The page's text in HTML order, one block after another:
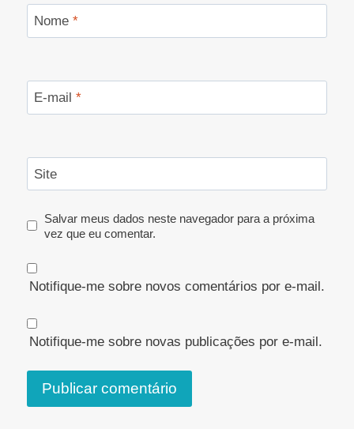
Nome *
E-mail *
Site
Salvar meus dados neste navegador para a próxima
vez que eu comentar.
Notifique-me sobre novos comentários por e-mail.
Notifique-me sobre novas publicações por e-mail.